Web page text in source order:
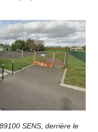
SENS, derrière le